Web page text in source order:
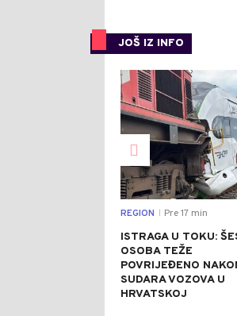
JOŠ IZ INFO
REGION Pre 17 min
ISTRAGA U TOKU:
OSOBA TEŽE
POVRIJEĐENO
SUDARA VOZOVA U
HRVATSKOJ